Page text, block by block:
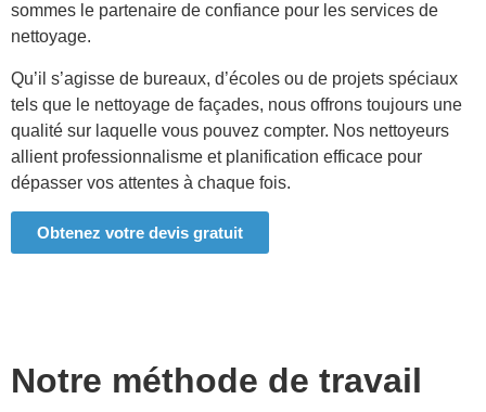
sommes le partenaire de confiance pour les services de
nettoyage.
Qu’il s’agisse de bureaux, d’écoles ou de projets spéciaux
tels que le nettoyage de façades, nous offrons toujours une
qualité sur laquelle vous pouvez compter. Nos nettoyeurs
allient professionnalisme et planification efficace pour
dépasser vos attentes à chaque fois.
Obtenez votre devis gratuit
Notre méthode de travail